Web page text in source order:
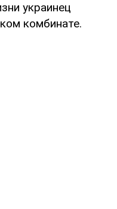
украинец
комбинате.